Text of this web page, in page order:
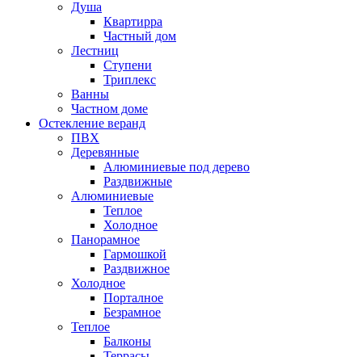
Душа
Квартирра
Частный дом
Лестниц
Ступени
Триплекс
Ванны
Частном доме
Остекление веранд
ПВХ
Деревянные
Алюминиевые под дерево
Раздвижные
Алюминиевые
Теплое
Холодное
Панорамное
Гармошкой
Раздвижное
Холодное
Порталное
Безрамное
Теплое
Балконы